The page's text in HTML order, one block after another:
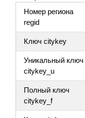
Номер региона
regid
Ключ citykey
Уникальный ключ
citykey_u
Полный ключ
citykey_f